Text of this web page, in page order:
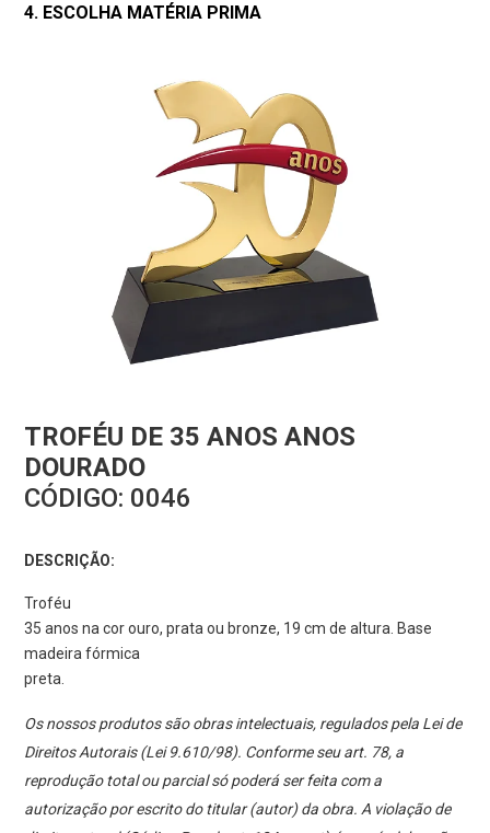
4. ESCOLHA MATÉRIA PRIMA
TROFÉU DE 35 ANOS ANOS
DOURADO
CÓDIGO: 0046
DESCRIÇÃO:
Troféu
35 anos na cor ouro, prata ou bronze, 19 cm de altura. Base
madeira fórmica
preta.
Os nossos produtos são obras intelectuais, regulados pela Lei de
Direitos Autorais (Lei 9.610/98). Conforme seu art. 78, a
reprodução total ou parcial só poderá ser feita com a
autorização por escrito do titular (autor) da obra. A violação de